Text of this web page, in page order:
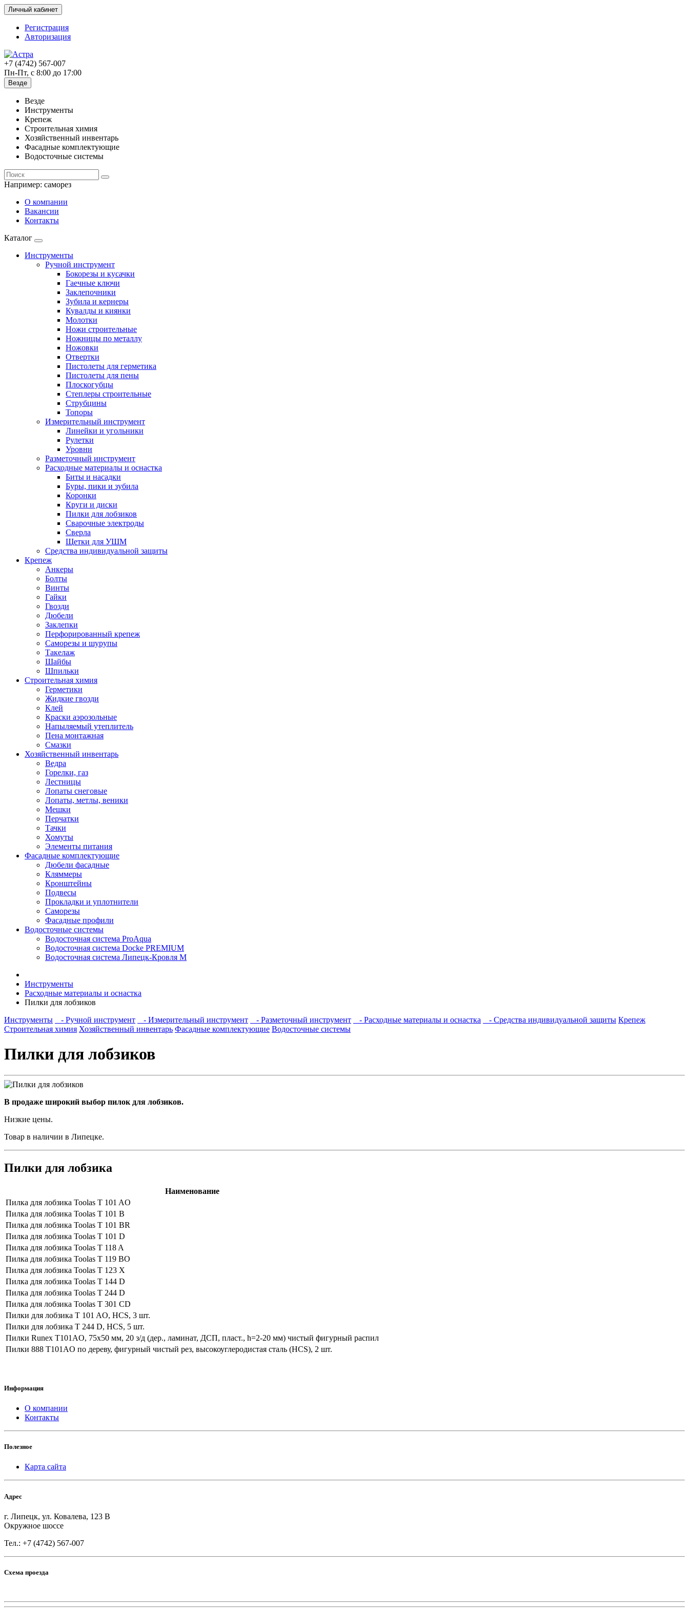
Личный кабинет
Регистрация
Авторизация
+7 (4742) 567-007
Пн-Пт, с 8:00 до 17:00
Везде
Везде
Инструменты
Крепеж
Строительная химия
Хозяйственный инвентарь
Фасадные комплектующие
Водосточные системы
Например: саморез
О компании
Вакансии
Контакты
Каталог
Инструменты
Ручной инструмент
Бокорезы и кусачки
Гаечные ключи
Заклепочники
Зубила и кернеры
Кувалды и киянки
Молотки
Ножи строительные
Ножницы по металлу
Ножовки
Отвертки
Пистолеты для герметика
Пистолеты для пены
Плоскогубцы
Степлеры строительные
Струбцины
Топоры
Измерительный инструмент
Линейки и угольники
Рулетки
Уровни
Разметочный инструмент
Расходные материалы и оснастка
Биты и насадки
Буры, пики и зубила
Коронки
Круги и диски
Пилки для лобзиков
Сварочные электроды
Сверла
Щетки для УШМ
Средства индивидуальной защиты
Крепеж
Анкеры
Болты
Винты
Гайки
Гвозди
Дюбели
Заклепки
Перфорированный крепеж
Саморезы и шурупы
Такелаж
Шайбы
Шпильки
Строительная химия
Герметики
Жидкие гвозди
Клей
Краски аэрозольные
Напыляемый утеплитель
Пена монтажная
Смазки
Хозяйственный инвентарь
Ведра
Горелки, газ
Лестницы
Лопаты снеговые
Лопаты, метлы, веники
Мешки
Перчатки
Тачки
Хомуты
Элементы питания
Фасадные комплектующие
Дюбели фасадные
Кляммеры
Кронштейны
Подвесы
Прокладки и уплотнители
Саморезы
Фасадные профили
Водосточные системы
Водосточная система ProAqua
Водосточная система Docke PREMIUM
Водосточная система Липецк-Кровля М
Инструменты
Расходные материалы и оснастка
Пилки для лобзиков
Инструменты
- Ручной инструмент - Измерительный инструмент - Разметочный инструмент - Расходные материалы и оснастка - Средства индивидуальной защиты Крепеж
Строительная химия Хозяйственный инвентарь Фасадные комплектующие Водосточные системы
Пилки для лобзиков
В продаже широкий выбор пилок для лобзиков.
Низкие цены.
Товар в наличии в Липецке.
Пилки для лобзика
Наименование
Пилка для лобзика Toolas T 101 AO
Пилка для лобзика Toolas T 101 B
Пилка для лобзика Toolas T 101 BR
Пилка для лобзика Toolas T 101 D
Пилка для лобзика Toolas T 118 A
Пилка для лобзика Toolas T 119 BO
Пилка для лобзика Toolas T 123 X
Пилка для лобзика Toolas T 144 D
Пилка для лобзика Toolas T 244 D
Пилка для лобзика Toolas T 301 CD
Пилки для лобзика T 101 AО, HCS, 3 шт.
Пилки для лобзика T 244 D, HCS, 5 шт.
Пилки Runex T101AO, 75х50 мм, 20 з/д (дер., ламинат, ДСП, пласт., h=2-20 мм) чистый фигурный распил
Пилки 888 T101AO по дереву, фигурный чистый рез, высокоуглеродистая сталь (HCS), 2 шт.
Информация
О компании
Контакты
Полезное
Карта сайта
Адрес
г. Липецк, ул. Ковалева, 123 В
Окружное шоссе
Тел.: +7 (4742) 567-007
Схема проезда